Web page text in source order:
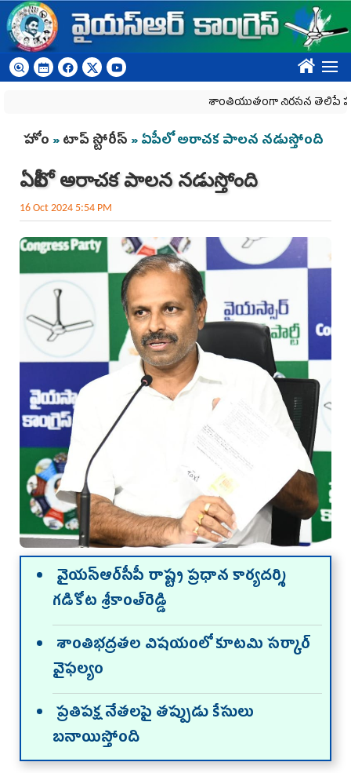
Skip to main content
????
శాంతియుతంగా నిరసన తెలిపే
You are here
హోం »టాప్ స్టోరీస్ » ఏపీలో అరాచక పాలన నడుస్తోంది
ఏపీలో అరాచక పాలన నడుస్తోంది
16 Oct 2024 5:54 PM
వైయస్‌ఆర్‌సీపీ రాష్ట్ర ప్రధాన కార్యదర్శి
గడికోట శ్రీకాంత్‌రెడ్డి
శాంతిభద్రతల విషయంలో కూటమి సర్కార్‌
వైఫల్యం
ప్రతిపక్ష నేతలపై తప్పుడు కేసులు
బనాయిస్తోంది